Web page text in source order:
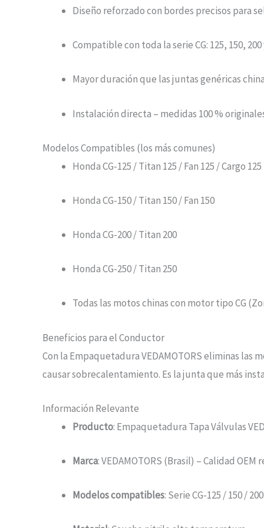
Diseño reforzado con bordes precisos para
Compatible con toda la serie CG: 125, 150, 200
Mayor duración que las juntas genéricas
Instalación directa – medidas 100 %
Modelos Compatibles (los más comunes)
Honda CG-125 / Titan 125 / Fan 125 / Cargo 125
Honda CG-150 / Titan 150 / Fan 150
Honda CG-200 / Titan 200
Honda CG-250 / Titan 250
Todas las motos chinas con motor tipo CG
Beneficios para el Conductor
Con la Empaquetadura VEDAMOTORS eliminas
causar sobrecalentamiento. Es la junta que más
Información Relevante
Producto: Empaquetadura Tapa Válvulas
Marca: VEDAMOTORS (Brasil) – Calidad OEM
Modelos compatibles: Serie CG-125 / 150 /